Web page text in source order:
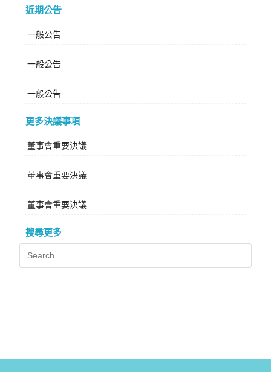
近期公告
一般公告
一般公告
一般公告
更多決議事項
董事會重要決議
董事會重要決議
董事會重要決議
搜尋更多